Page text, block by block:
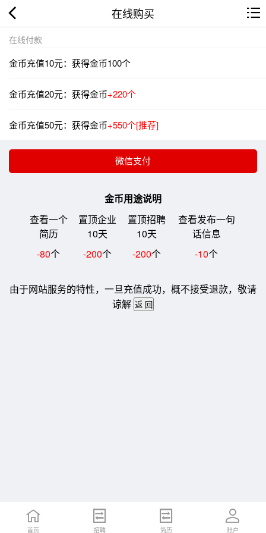
在线购买
在线付款
金币充值10元：获得金币100个
金币充值20元：获得金币+220个
金币充值50元：获得金币+550个[推荐]
金币用途说明
查看一个
简历
置顶企业
10天
置顶招聘
10天
查看发布一句
话信息
-80个 -200个 -200个 -10个
由于网站服务的特性，一旦充值成功，概不接受退款，敬请
谅解
首页 招聘 简历 账户